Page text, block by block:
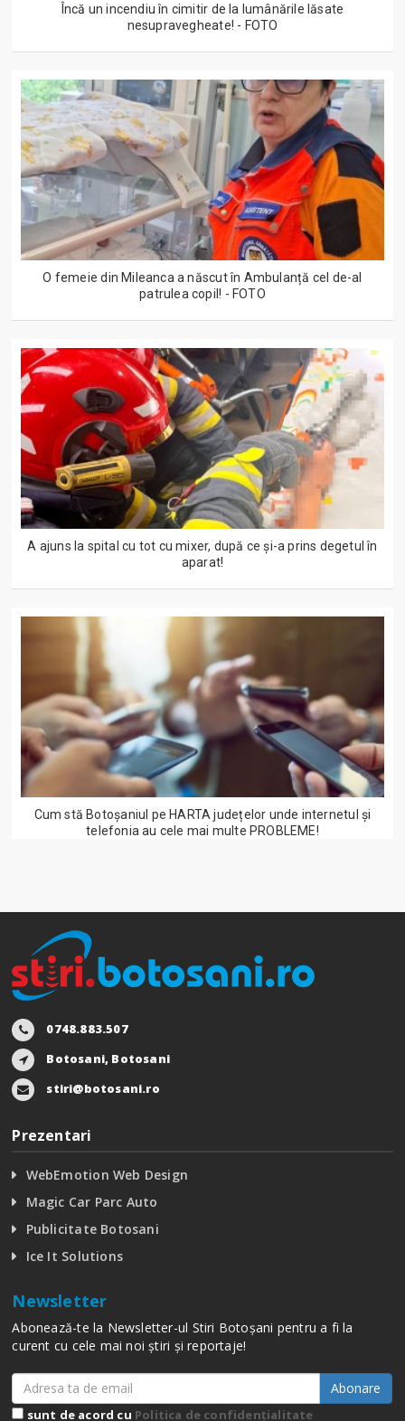
Încă un incendiu în cimitir de la lumânările lăsate
nesupravegheate! - FOTO
O femeie din Mileanca a născut în Ambulanță cel de-al
patrulea copil! - FOTO
A ajuns la spital cu tot cu mixer, după ce și-a prins degetul în
aparat!
Cum stă Botoșaniul pe HARTA județelor unde internetul și
telefonia au cele mai multe PROBLEME!
0748.883.507
Botosani, Botosani
stiri@botosani.ro
Prezentari
WebEmotion Web Design
Magic Car Parc Auto
Publicitate Botosani
Ice It Solutions
Newsletter
Abonează-te la Newsletter-ul Stiri Botoșani pentru a fi la
curent cu cele mai noi știri și reportaje!
Abonare
sunt de acord cu Politica de confidențialitate